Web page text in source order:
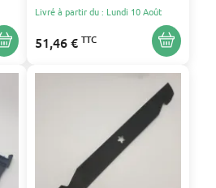
Livré à partir du : Lundi 10 Août
51,46 € TTC